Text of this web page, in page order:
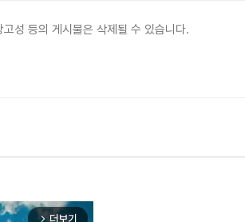
arrow_forward_ios 더보기